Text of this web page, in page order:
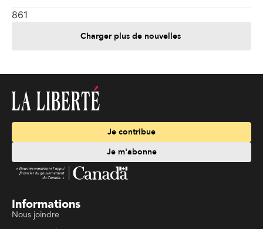
861
Charger plus de nouvelles
Je contribue
Je m'abonne
Informations
Nous joindre